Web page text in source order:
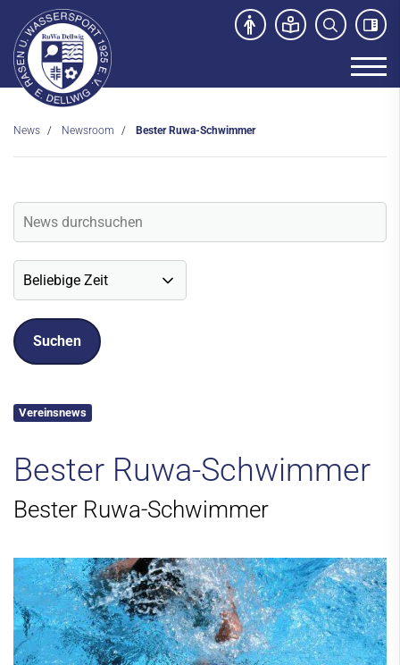
News Newsroom Bester Ruwa-Schwimmer
Vereinsnews
Bester Ruwa-Schwimmer
Bester Ruwa-Schwimmer
Veranstaltungen
Social-Media News
Sport- und Kursangebot
Kontakt